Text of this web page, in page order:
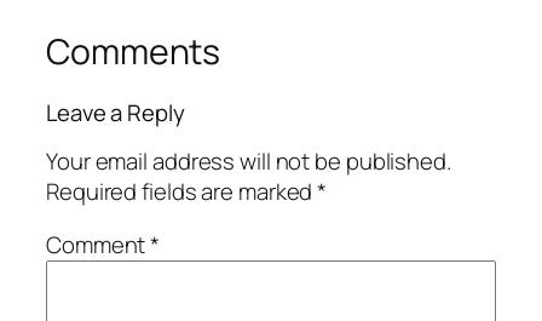
Comments
Leave a Reply
Your email address will not be published.
Required fields are marked*
Comment*